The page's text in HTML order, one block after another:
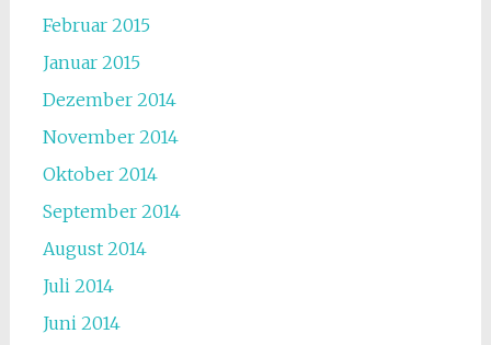
Februar 2015
Januar 2015
Dezember 2014
November 2014
Oktober 2014
September 2014
August 2014
Juli 2014
Juni 2014